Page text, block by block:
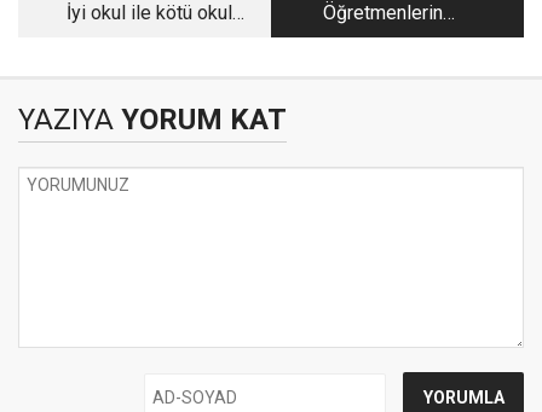
İyi okul ile kötü okulun
Öğretmenlerin
gereksinimleri
YAZIYA YORUM KAT